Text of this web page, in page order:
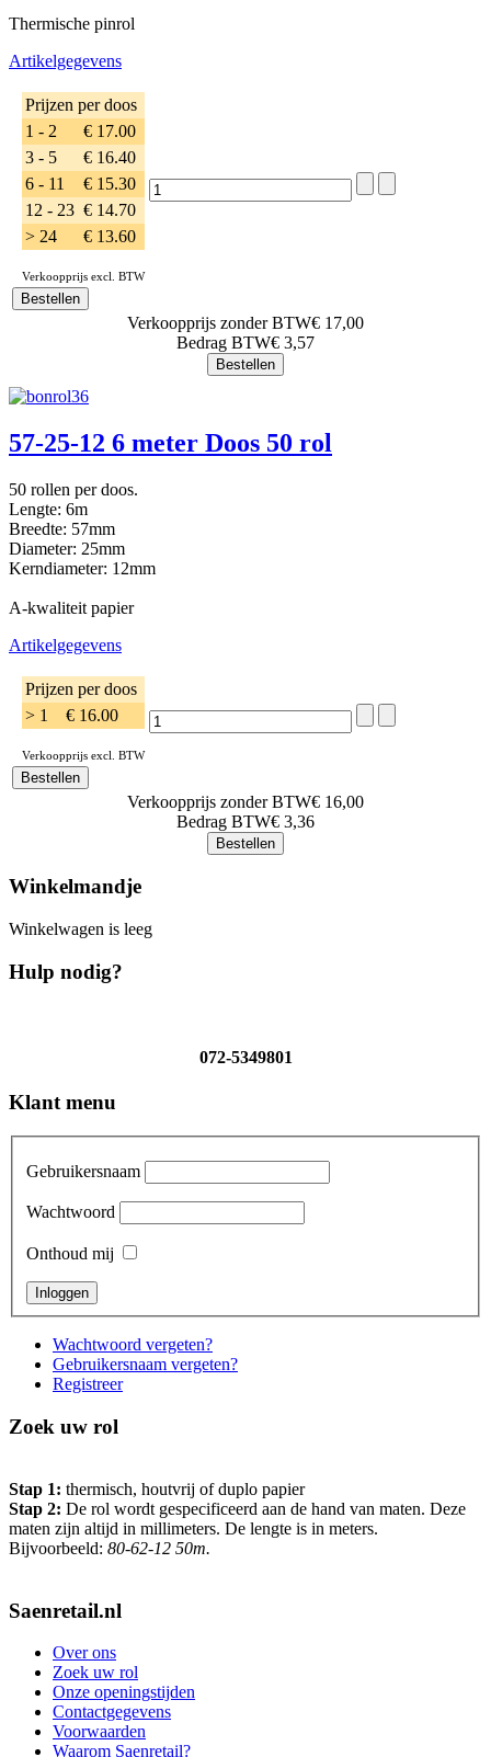
Thermische pinrol
Artikelgegevens
Prijzen per doos
1 - 2
€ 17.00
3 - 5
€ 16.40
6 - 11
€ 15.30
12 - 23 € 14.70
> 24
€ 13.60
Verkoopprijs excl. BTW
Verkoopprijs zonder BTW€ 17,00
Bedrag BTW€ 3,57
57-25-12 6 meter Doos 50 rol
50 rollen per doos.
Lengte: 6m
Breedte: 57mm
Diameter: 25mm
Kerndiameter: 12mm
A-kwaliteit papier
Artikelgegevens
Prijzen per doos
> 1
€ 16.00
Verkoopprijs excl. BTW
Verkoopprijs zonder BTW€ 16,00
Bedrag BTW€ 3,36
Winkelmandje
Winkelwagen is leeg
Hulp nodig?
072-5349801
Klant menu
Gebruikersnaam
Wachtwoord
Onthoud mij
Wachtwoord vergeten?
Gebruikersnaam vergeten?
Registreer
Zoek uw rol
Stap 1: thermisch, houtvrij of duplo papier
Stap 2: De rol wordt gespecificeerd aan de hand van maten. Deze
maten zijn altijd in millimeters. De lengte is in meters.
Bijvoorbeeld: 80-62-12 50m.
Saenretail.nl
Over ons
Zoek uw rol
Onze openingstijden
Contactgegevens
Voorwaarden
Waarom Saenretail?